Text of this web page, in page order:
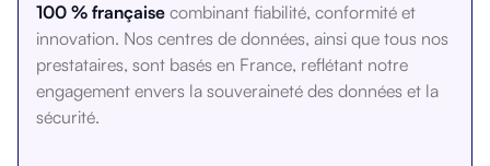
100 % française combinant fiabilité, conformité et
innovation. Nos centres de données, ainsi que tous nos
prestataires, sont basés en France, reflétant notre
engagement envers la souveraineté des données et la
sécurité.